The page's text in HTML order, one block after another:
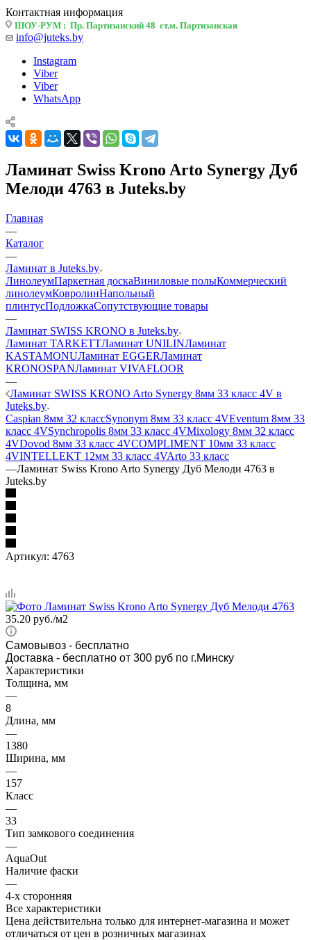
Контактная информация
ШОУ-РУМ : Пр. Партизанский 48 ст.м. Партизанская
info@juteks.by
Instagram
Viber
Viber
WhatsApp
Ламинат Swiss Krono Arto Synergy Дуб
Мелоди 4763 в Juteks.by
Главная
—
Каталог
—
Ламинат в Juteks.by
ЛинолеумПаркетная доскаВиниловые полыКоммерческий
линолеумКовролинНапольный
плинтусПодложкаСопутствующие товары
—
Ламинат SWISS KRONO в Juteks.by
Ламинат TARKETTЛаминат UNILINЛаминат
KASTAMONUЛаминат EGGERЛаминат
KRONOSPANЛаминат VIVAFLOOR
—
Ламинат SWISS KRONO Arto Synergy 8мм 33 класс 4V в
Juteks.by
Caspian 8мм 32 классSynonym 8мм 33 класс 4VEventum 8мм 33
класс 4VSynchropolis 8мм 33 класс 4VMixology 8мм 32 класс
4VDovod 8мм 33 класс 4VCOMPLIMENT 10мм 33 класс
4VINTELLEKT 12мм 33 класс 4VArto 33 класс
—Ламинат Swiss Krono Arto Synergy Дуб Мелоди 4763 в
Juteks.by
Артикул: 4763
35.20 руб./м2
Самовывоз - бесплатно
Доставка - бесплатно от 300 руб по г.Минску
Характеристики
Толщина, мм
—
8
Длина, мм
—
1380
Ширина, мм
—
157
Класс
—
33
Тип замкового соединения
—
AquaOut
Наличие фаски
—
4-х сторонняя
Все характеристики
Цена действительна только для интернет-магазина и может
отличаться от цен в розничных магазинах